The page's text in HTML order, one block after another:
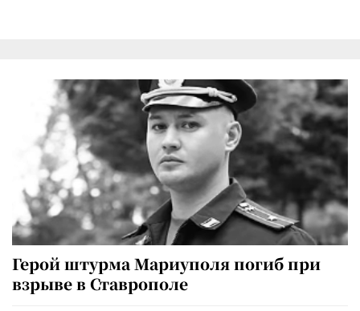
Герой штурма Мариуполя погиб при
взрыве в Ставрополе